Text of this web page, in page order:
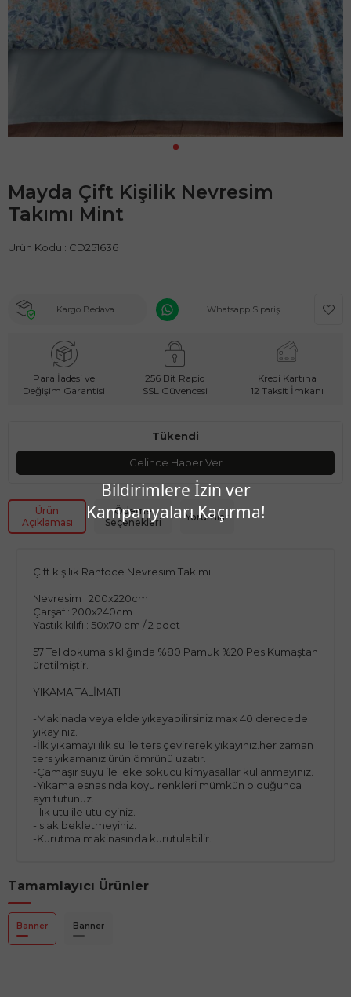
Bildirimlere İzin ver
Kampanyaları Kaçırma!
Mayda Çift Kişilik Nevresim
Takımı Mint
Ürün Kodu : CD251636
Kargo Bedava Whatsapp Sipariş
Para İadesi ve
Değişim Garantisi
256 Bit Rapid
SSL Güvencesi
Kredi Kartına
12 Taksit İmkanı
Tükendi
Gelince Haber Ver
Ürün
Açıklaması
Ödeme
Seçenekleri
Yorumlar
Çift kişilik Ranfoce Nevresim Takımı
Nevresim : 200x220cm
Çarşaf : 200x240cm
Yastık kılıfı : 50x70 cm / 2 adet
57 Tel dokuma sıklığında %80 Pamuk %20 Pes Kumaştan
üretilmiştir.
YIKAMA TALİMATI
-Makinada veya elde yıkayabilirsiniz max 40 derecede
yıkayınız.
-İlk yıkamayı ılık su ile ters çevirerek yıkayınız.her zaman
ters yıkamanız ürün ömrünü uzatır.
-Çamaşır suyu ile leke sökücü kimyasallar kullanmayınız.
-Yıkama esnasında koyu renkleri mümkün olduğunca
ayrı tutunuz.
-Ilık ütü ile ütüleyiniz.
-Islak bekletmeyiniz.
-Kurutma makinasında kurutulabilir.
Tamamlayıcı Ürünler
Banner Banner